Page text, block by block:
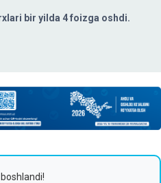
bir yilda 4 foizga oshdi.